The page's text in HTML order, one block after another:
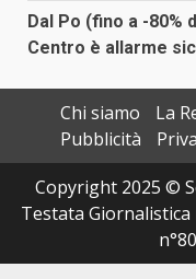
Dal Po (fino a -80%
Centro è allarme
Chi siamo
La
Pubblicità
Copyright 2025 ©
Testata